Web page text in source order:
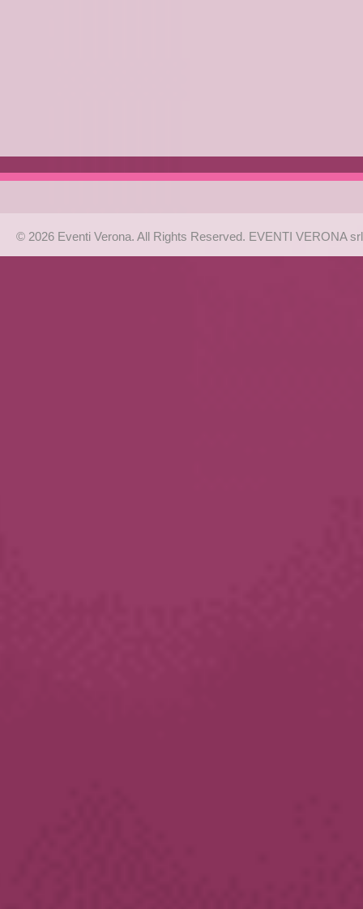
© 2026 Eventi Verona. All Rights Reserved. EVENTI VERONA